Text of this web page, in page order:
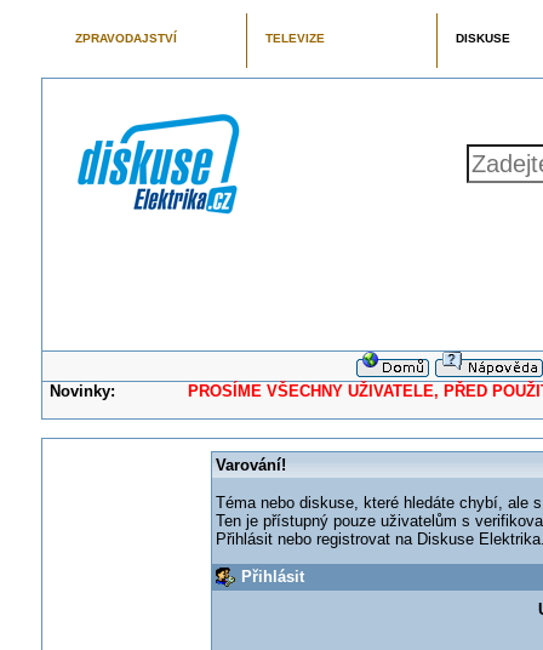
ZPRAVODAJSTVÍ TELEVIZE DISKUSE
Novinky: PROSÍME VŠECHNY UŽIVATELE, PŘED
Varování!
Téma nebo diskuse, které hledáte chybí, ale
Ten je přístupný pouze uživatelům s
Přihlásit nebo registrovat na Diskuse
Přihlásit